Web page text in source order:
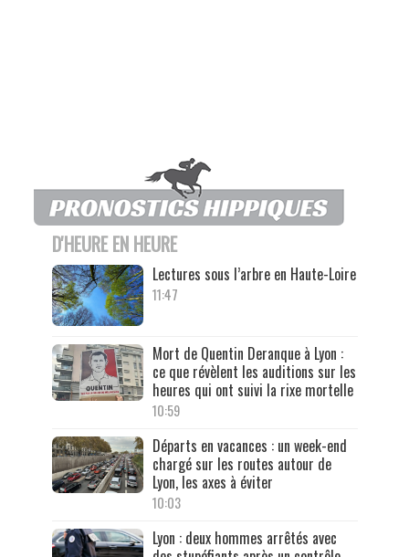
D'HEURE EN HEURE
Lectures sous l’arbre en Haute-Loire
11:47
Mort de Quentin Deranque à Lyon :
ce que révèlent les auditions sur les
heures qui ont suivi la rixe mortelle
10:59
Départs en vacances : un week-end
chargé sur les routes autour de
Lyon, les axes à éviter
10:03
Lyon : deux hommes arrêtés avec